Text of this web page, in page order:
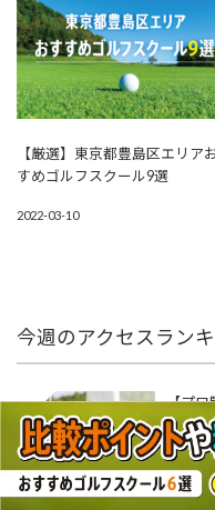
【厳選】東京都豊島区エリア
すめゴルフスクール9選
2022-03-10
今週のアクセスラン
01
【プロ
る原因
善ド